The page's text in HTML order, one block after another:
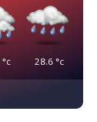
°c 28.6 °c